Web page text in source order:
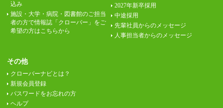
込み
施設・大学・病院・図書館のご担当
者の方で情報誌「クローバー」をご
希望の方はこちらから
2027年新卒採用
中途採用
先輩社員からのメッセージ
人事担当者からのメッセージ
その他
クローバーナビとは？
新規会員登録
パスワードをお忘れの方
ヘルプ